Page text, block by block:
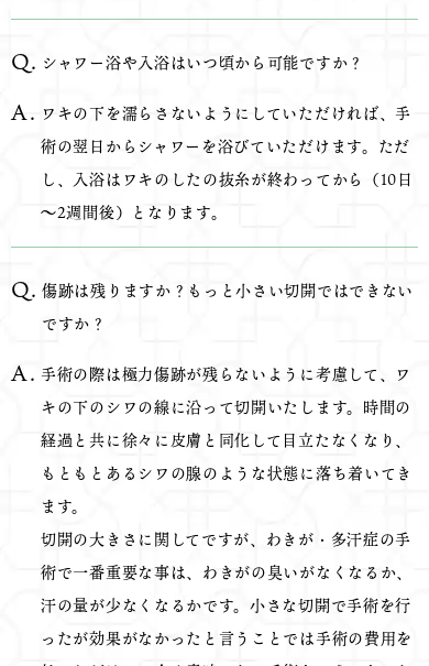
シャワー浴や入浴はいつ頃から可能ですか？
ワキの下を濡らさないようにしていただければ、手
術の翌日からシャワーを浴びていただけます。ただ
し、入浴はワキのしたの抜糸が終わってから（10日
～2週間後）となります。
傷跡は残りますか？もっと小さい切開ではできない
ですか？
手術の際は極力傷跡が残らないように考慮して、ワ
キの下のシワの線に沿って切開いたします。時間の
経過と共に徐々に皮膚と同化して目立たなくなり、
もともとあるシワの腺のような状態に落ち着いてき
ます。
切開の大きさに関してですが、わきが・多汗症の手
術で一番重要な事は、わきがの臭いがなくなるか、
汗の量が少なくなるかです。小さな切開で手術を行
ったが効果がなかったと言うことでは手術の費用を